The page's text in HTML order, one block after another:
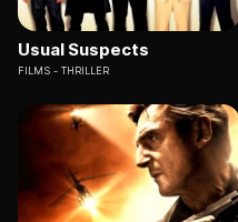
Usual Suspects
FILMS THRILLER